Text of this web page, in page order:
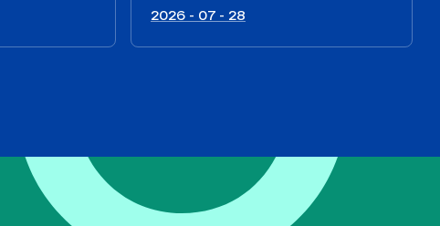
2026 - 07 - 28